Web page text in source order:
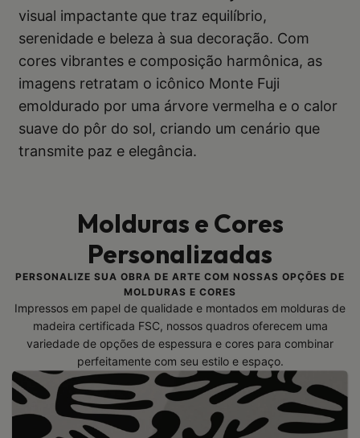
visual impactante que traz equilíbrio,
serenidade e beleza à sua decoração. Com
cores vibrantes e composição harmônica, as
imagens retratam o icônico Monte Fuji
emoldurado por uma árvore vermelha e o calor
suave do pôr do sol, criando um cenário que
transmite paz e elegância.
Molduras e Cores
Personalizadas
PERSONALIZE SUA OBRA DE ARTE COM NOSSAS OPÇÕES DE
MOLDURAS E CORES
Impressos em papel de qualidade e montados em molduras de
madeira certificada FSC, nossos quadros oferecem uma
variedade de opções de espessura e cores para combinar
perfeitamente com seu estilo e espaço.